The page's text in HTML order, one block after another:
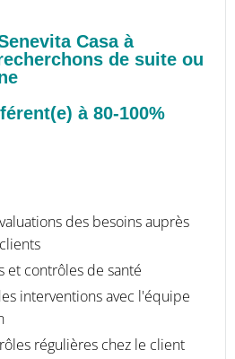
Casa à
de suite ou
à 80-100%
des besoins auprès
et contrôles de santé
interventions avec l'équipe
régulières chez le client